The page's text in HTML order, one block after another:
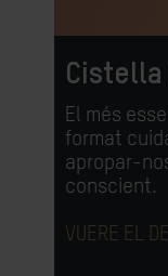
Cistella
El més
format
apropar-
conscient.
VUERE EL